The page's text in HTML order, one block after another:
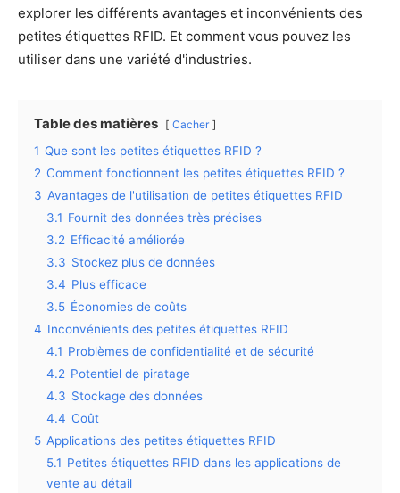
explorer les différents avantages et inconvénients des
petites étiquettes RFID. Et comment vous pouvez les
utiliser dans une variété d'industries.
Table des matières Cacher
1 Que sont les petites étiquettes RFID ?
2 Comment fonctionnent les petites étiquettes RFID ?
3 Avantages de l'utilisation de petites étiquettes RFID
3.1 Fournit des données très précises
3.2 Efficacité améliorée
3.3 Stockez plus de données
3.4 Plus efficace
3.5 Économies de coûts
4 Inconvénients des petites étiquettes RFID
4.1 Problèmes de confidentialité et de sécurité
4.2 Potentiel de piratage
4.3 Stockage des données
4.4 Coût
5 Applications des petites étiquettes RFID
5.1 Petites étiquettes RFID dans les applications de
vente au détail